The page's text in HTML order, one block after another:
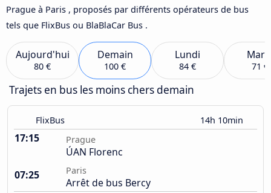
Prague à Paris , proposés par différents opérateurs de bus
tels que FlixBus ou BlaBlaCar Bus .
Aujourd'hui
80 €
Demain
100 €
Lundi
84 € 71 €
Trajets en bus les moins chers demain
FlixBus 14h 10min
17:15 Prague
ÚAN Florenc
07:25
Paris
Arrêt de bus Bercy